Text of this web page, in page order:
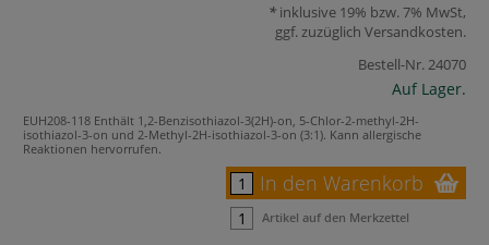
inklusive 19% bzw. 7% MwSt,
ggf. zuzüglich Versandkosten.
Bestell-Nr.24070
Auf Lager.
EUH208-118 Enthält 1,2-Benzisothiazol-3(2H)-on, 5-Chlor-2-methyl-2H-
isothiazol-3-on und 2-Methyl-2H-isothiazol-3-on (3:1). Kann allergische
Reaktionen hervorrufen.
In den Warenkorb
Artikel auf den Merkzettel